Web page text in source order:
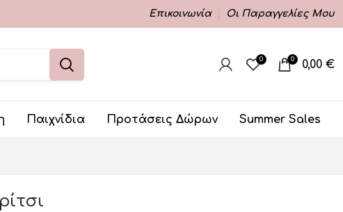
Επικοινωνία Οι Παραγγελίες Μου
0 0 0,00 €
Παιχνίδια Προτάσεις Δώρων Summer Sales